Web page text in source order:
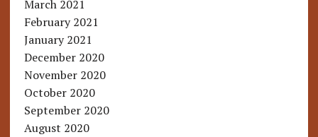
March 2021
February 2021
January 2021
December 2020
November 2020
October 2020
September 2020
August 2020